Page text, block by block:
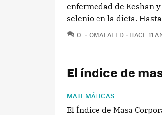
enfermedad de Keshan
selenio en la dieta. Hasta
0 COMENTARIOS
OMALALED HACE 11
El índice de
MATEMÁTICAS
El Índice de Masa